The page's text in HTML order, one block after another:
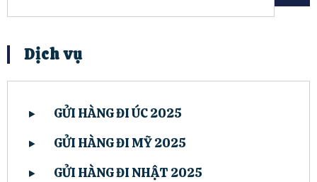
Dịch vụ
GỬI HÀNG ĐI ÚC 2025
GỬI HÀNG ĐI MỸ 2025
GỬI HÀNG ĐI NHẬT 2025